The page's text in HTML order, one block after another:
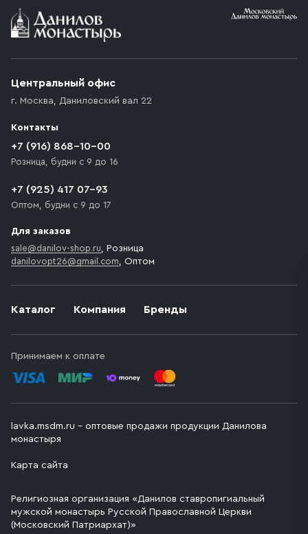
Каталог Компания Бренды
Принимаем к оплате
Центральный офис
г. Москва, Даниловский вал 22
Контакты
+7 (916) 868-10-00
Розница, будни с 9 до 16
+7 (925) 417 07-93
Оптом, будни с 9 до 17
Для заказов
sale@danilov-shop.ru, Розница
danilovopt26@gmail.com, Оптом
lavka.msdm.ru – оптовые продажи продукции Данилова
монастыря
Карта сайта
Религиозная организация «Данилов ставропигиальный
мужской монастырь Русской Православной Церкви
(Московский Патриархат)»